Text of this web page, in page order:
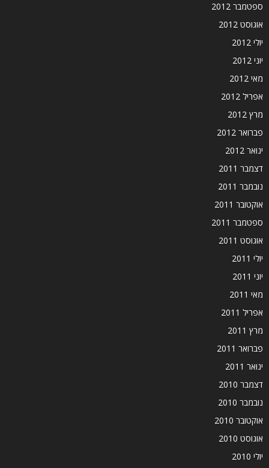
ספטמבר 2012
אוגוסט 2012
יולי 2012
יוני 2012
מאי 2012
אפריל 2012
מרץ 2012
פברואר 2012
ינואר 2012
דצמבר 2011
נובמבר 2011
אוקטובר 2011
ספטמבר 2011
אוגוסט 2011
יולי 2011
יוני 2011
מאי 2011
אפריל 2011
מרץ 2011
פברואר 2011
ינואר 2011
דצמבר 2010
נובמבר 2010
אוקטובר 2010
אוגוסט 2010
יולי 2010